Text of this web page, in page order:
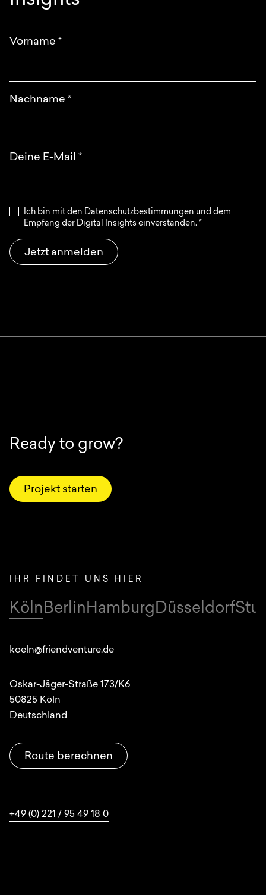
Vorname *
Nachname *
Deine E-Mail *
Ich bin mit den Datenschutzbestimmungen und dem
Empfang der Digital Insights einverstanden. *
Jetzt anmelden
Ready to grow?
Projekt starten
IHR FINDET UNS HIER
Standorte
KölnBerlinHamburgDüsseldorf
koeln@friendventure.de
Oskar-Jäger-Straße 173/K6
50825 Köln
Deutschland
Route berechnen
+49 (0) 221 / 95 49 18 0